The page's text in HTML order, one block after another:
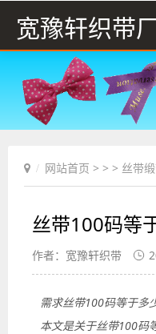
宽豫轩织带
网站首页 > > > 丝带
丝带100码等
作者：宽豫轩织带
需求丝带100码等于多
本文是关于丝带100码